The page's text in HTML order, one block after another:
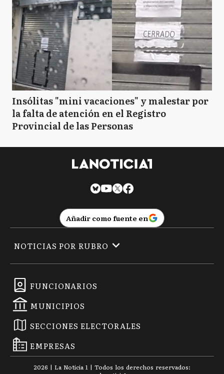
Insólitas "mini vacaciones" y malestar por
la falta de atención en el Registro
Provincial de las Personas
Añadir como fuente en
FUNCIONARIOS
MUNICIPIOS
SECCIONES ELECTORALES
EMPRESAS
NOTICIAS POR RUBRO
2026 | La Noticia 1 | Todos los derechos reservados: